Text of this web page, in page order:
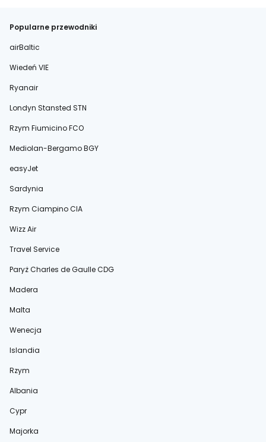
Popularne przewodniki
airBaltic
Wiedeń VIE
Ryanair
Londyn Stansted STN
Rzym Fiumicino FCO
Mediolan-Bergamo BGY
easyJet
Sardynia
Rzym Ciampino CIA
Wizz Air
Travel Service
Paryż Charles de Gaulle CDG
Madera
Malta
Wenecja
Islandia
Rzym
Albania
Cypr
Majorka